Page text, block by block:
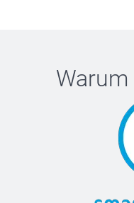
Warum